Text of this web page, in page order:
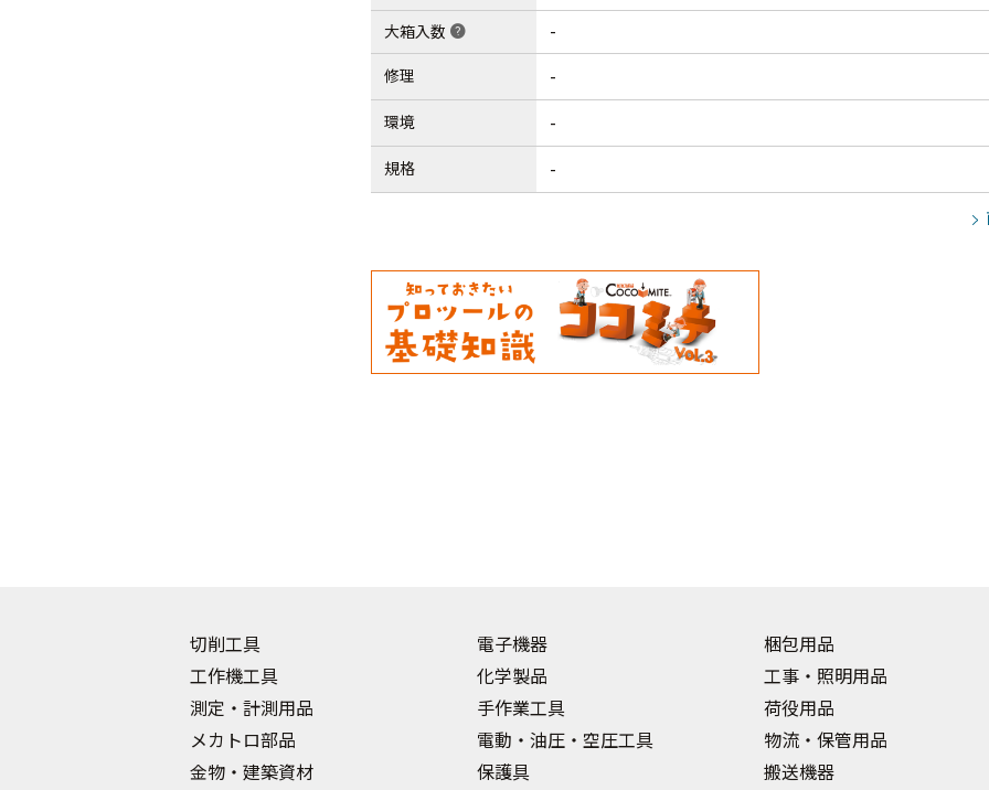
大箱入数 help -
修理 -
環境 -
規格 -
切削工具
工作機工具
測定・計測用品
メカトロ部品
金物・建築資材
電子機器
化学製品
手作業工具
電動・油圧・空圧工具
保護具
梱包用品
工事・照明用品
荷役用品
物流・保管用品
搬送機器